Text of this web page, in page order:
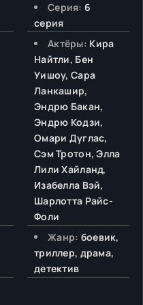
Серия: 6
серия
Актёры: Кира
Найтли, Бен
Уишоу, Сара
Ланкашир,
Эндрю Бакан,
Эндрю Кодзи,
Омари Дуглас,
Сэм Тротон, Элла
Лили Хайланд,
Изабелла Вэй,
Шарлотта Райс-
Фоли
Жанр: боевик,
триллер, драма,
детектив